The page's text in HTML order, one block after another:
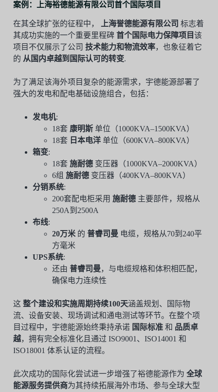
案例：上海裕德能源有限公司首个国际项目
在其全球扩张的征程中， 上海誉德能源有限公司 标志着
其成功实施的一个重要里程碑 首个国际电力保障项目 该
项目不仅展示了公司 技术能力和物流效率，也象征着它
的 从国内卓越到国际认可的转变.
为了满足该海外项目复杂的能源需求，宇德能源部署了
强大的发电和配电基础设施组合，包括：
发电机:
18套 康明斯单位（1000KVA–1500KVA）
18套 日本电洋单位（600KVA–800KVA）
箱变:
18套 施耐德变压器（1000KVA–2000KVA）
6组 施耐德变压器（400KVA–800KVA）
分销系统:
200套配电柜采用 施耐德主要部件，规格从
250A到2500A
布线:
20万米的 普睿司曼 电缆，规格从70到240平
方毫米
UPS系统:
还由 普睿司曼 ，与电缆规格和体积相匹配，
确保电力连续性
这 整个建设和实施周期持续100天涵盖规划、国际物
流、设备安装、现场调试和通电测试等环节。在整个项
目过程中，宇德能源始终秉持承诺 国际标准和 品质卓
越，拥有完全标准化且通过 ISO9001、ISO14001 和
ISO18001 体系认证的流程。
此次成功的国际化尝试进一步增强了裕德能源作为 全球
能源服务提供商为其持续拓展海外市场、参与全球大型